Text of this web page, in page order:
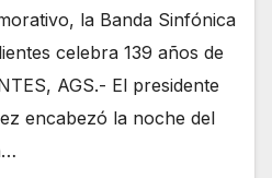
la Banda Sinfónica
celebra 139 años de
AGS.- El presidente
encabezó la noche del